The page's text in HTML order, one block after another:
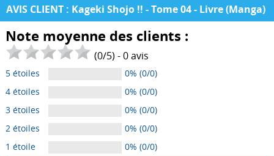
AVIS CLIENT : Kageki Shojo !! - Tome 04 - Livre (Manga)
Note moyenne des clients :
(0/5) -0avis
5 étoiles
0% (0/0)
4 étoiles
0% (0/0)
3 étoiles
0% (0/0)
2 étoiles
0% (0/0)
1 étoile
0% (0/0)